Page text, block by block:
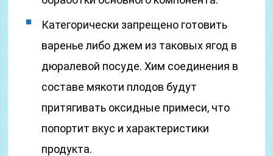
Категорически запрещено готовить
варенье либо джем из таковых ягод в
дюралевой посуде. Хим соединения в
составе мякоти плодов будут
притягивать оксидные примеси, что
попортит вкус и характеристики
продукта.